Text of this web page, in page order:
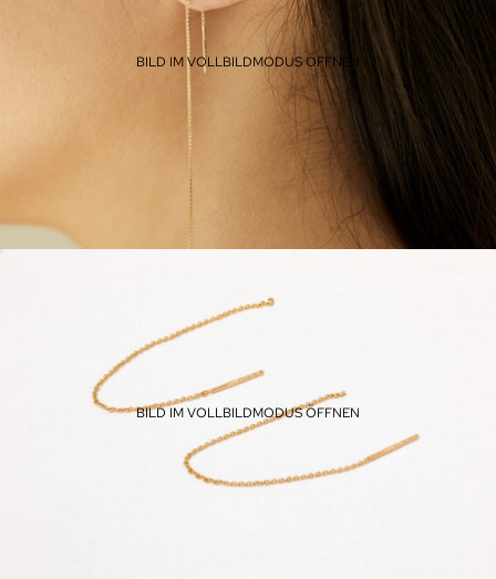
BILD IM VOLLBILDMODUS ÖFFNEN
BILD IM VOLLBILDMODUS ÖFFNEN